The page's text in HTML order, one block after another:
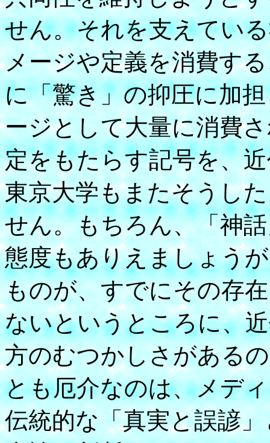
せん。それを支えてい
メージや定義を消費す
に「驚き」の抑圧に加
ージとして大量に消費
定をもたらす記号を、
東京大学もまたそうし
せん。もちろん、「神
態度もありえましょう
ものが、すでにその存
ないというところに、
方のむつかしさがある
とも厄介なのは、メデ
伝統的な「真実と誤諺